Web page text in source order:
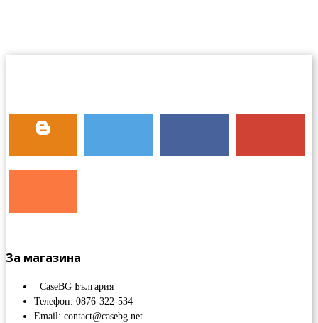
За магазина
CaseBG България
Телефон: 0876-322-534
Email: contact@casebg.net